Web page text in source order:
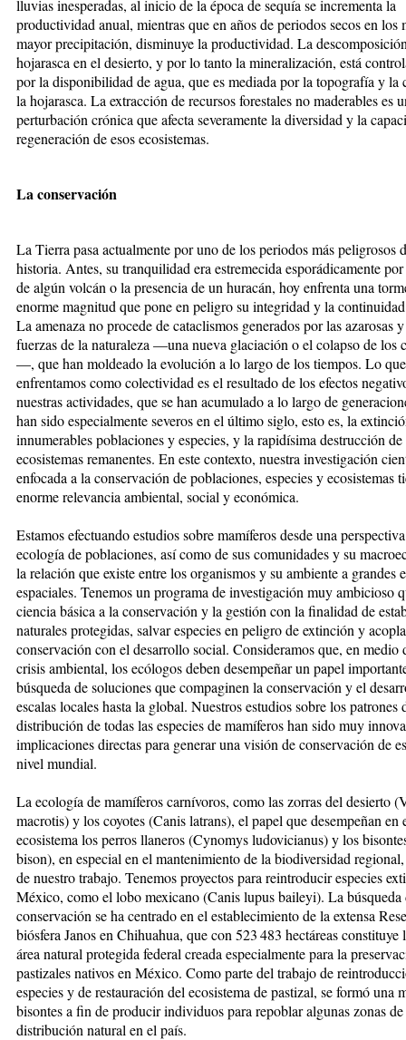
lluvias inesperadas, al inicio de la época de sequía se incrementa la
productividad anual, mientras que en años de periodos secos en los
mayor precipitación, disminuye la productividad. La
hojarasca en el desierto, y por lo tanto la mineralización, está
por la disponibilidad de agua, que es mediada por la topografía y la
la hojarasca. La extracción de recursos forestales no maderables es
perturbación crónica que afecta severamente la diversidad y la
regeneración de esos ecosistemas.
La conservación
La Tierra pasa actualmente por uno de los periodos más peligrosos
historia. Antes, su tranquilidad era estremecida esporádicamente
de algún volcán o la presencia de un huracán, hoy enfrenta una
enorme magnitud que pone en peligro su integridad y la
La amenaza no procede de cataclismos generados por las azarosas
fuerzas de la naturaleza —una nueva glaciación o el colapso de los
—, que han moldeado la evolución a lo largo de los tiempos. Lo
enfrentamos como colectividad es el resultado de los efectos
nuestras actividades, que se han acumulado a lo largo de
han sido especialmente severos en el último siglo, esto es, la
innumerables poblaciones y especies, y la rapidísima destrucción de
ecosistemas remanentes. En este contexto, nuestra investigación
enfocada a la conservación de poblaciones, especies y ecosistemas
enorme relevancia ambiental, social y económica.
Estamos efectuando estudios sobre mamíferos desde una
ecología de poblaciones, así como de sus comunidades y su
la relación que existe entre los organismos y su ambiente a grandes
espaciales. Tenemos un programa de investigación muy ambicioso
ciencia básica a la conservación y la gestión con la finalidad de
naturales protegidas, salvar especies en peligro de extinción y
conservación con el desarrollo social. Consideramos que, en medio
crisis ambiental, los ecólogos deben desempeñar un papel
búsqueda de soluciones que compaginen la conservación y el
escalas locales hasta la global. Nuestros estudios sobre los patrones
distribución de todas las especies de mamíferos han sido muy
implicaciones directas para generar una visión de conservación de
nivel mundial.
La ecología de mamíferos carnívoros, como las zorras del desierto
macrotis) y los coyotes (Canis latrans), el papel que desempeñan en
ecosistema los perros llaneros (Cynomys ludovicianus) y los
bison), en especial en el mantenimiento de la biodiversidad
de nuestro trabajo. Tenemos proyectos para reintroducir especies
México, como el lobo mexicano (Canis lupus baileyi). La búsqueda
conservación se ha centrado en el establecimiento de la extensa
biósfera Janos en Chihuahua, que con 523 483 hectáreas constituye
área natural protegida federal creada especialmente para la
pastizales nativos en México. Como parte del trabajo de
especies y de restauración del ecosistema de pastizal, se formó una
bisontes a fin de producir individuos para repoblar algunas zonas de
distribución natural en el país.